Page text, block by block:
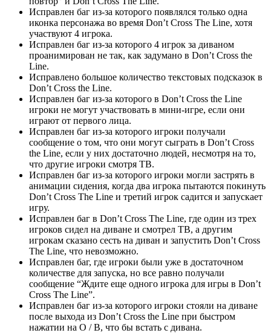
Исправлен баг из-за которого появлялся только одна
иконка персонажа во время Don’t Cross The Line, хотя
участвуют 4 игрока.
Исправлен баг из-за которого 4 игрок за диваном
проанимирован не так, как задумано в Don’t Cross the
Line.
Исправлено большое количество текстовых подсказок в
Don’t Cross the Line.
Исправлен баг из-за которого в Don’t Cross the Line
игроки не могут участвовать в мини-игре, если они
играют от первого лица.
Исправлен баг из-за которого игроки получали
сообщение о том, что они могут сыграть в Don’t Cross
the Line, если у них достаточно людей, несмотря на то,
что другие игроки смотря ТВ.
Исправлен баг из-за которого игроки могли застрять в
анимации сидения, когда два игрока пытаются покинуть
Don’t Cross The Line и третий игрок садится и запускает
игру.
Исправлен баг в Don’t Cross The Line, где один из трех
игроков сидел на диване и смотрел ТВ, а другим
игрокам сказано сесть на диван и запустить Don’t Cross
The Line, что невозможно.
Исправлен баг, где игроки были уже в достаточном
количестве для запуска, но все равно получали
сообщение “Ждите еще одного игрока для игры в Don’t
Cross The Line”.
Исправлен баг из-за которого игроки стояли на диване
после выхода из Don’t Cross the Line при быстром
нажатии на O / B, что бы встать с дивана.